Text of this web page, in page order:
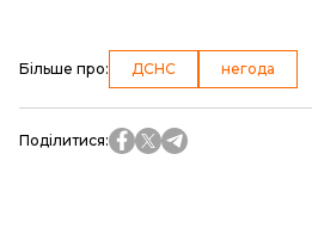
Більше про: ДСНС негода
Поділитися: